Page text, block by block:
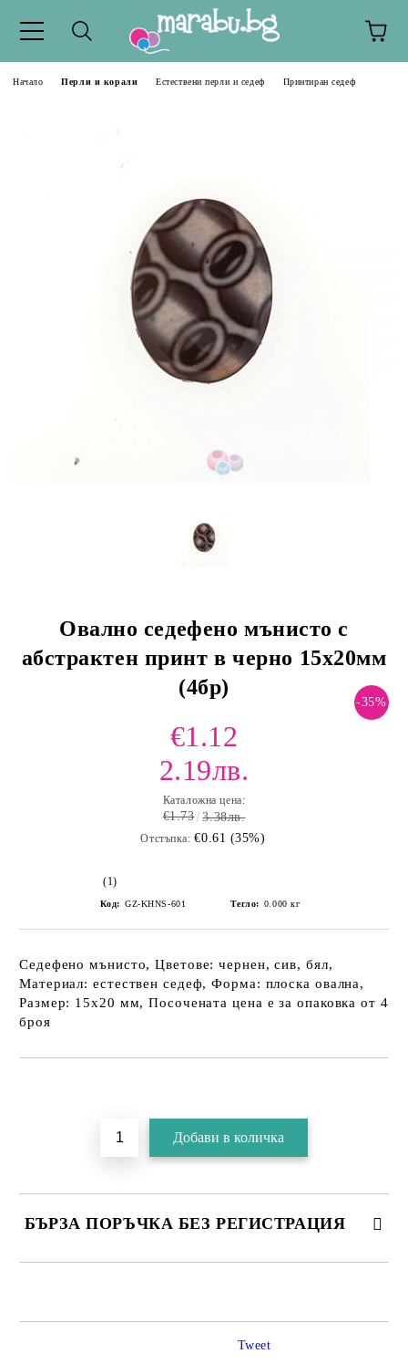
Начало Перли и корали Естествени перли и седеф Принтиран седеф
Овално седефено мънисто с
абстрактен принт в черно 15х20мм
(4бр)
-35%
€1.12
2.19лв.
Каталожна цена:
€1.73 3.38лв.
Отстъпка: €0.61 (35%)
(1)
Код: GZ-KHNS-601 Тегло: 0.000 кг
Седефено мънисто, Цветове: чернен, сив, бял,
Материал: естествен седеф, Форма: плоска овална,
Размер: 15х20 мм, Посочената цена е за опаковка от 4
броя
БЪРЗА ПОРЪЧКА БЕЗ РЕГИСТРАЦИЯ
Tweet